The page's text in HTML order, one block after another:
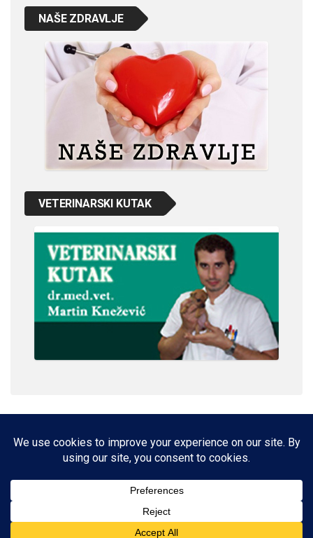
NAŠE ZDRAVLJE
VETERINARSKI KUTAK
IMPRESSUM